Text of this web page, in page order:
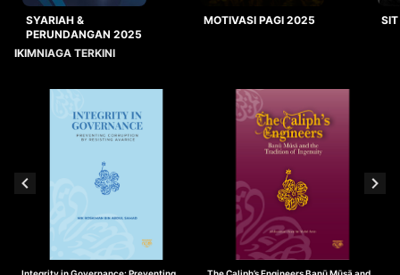
SYARIAH &
PERUNDANGAN 2025
MOTIVASI PAGI 2025
IKIMNIAGA TERKINI